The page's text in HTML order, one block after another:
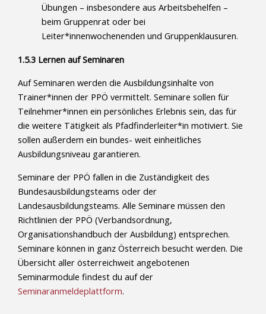
Übungen – insbesondere aus Arbeitsbehelfen –
beim Gruppenrat oder bei
Leiter*innenwochenenden und Gruppenklausuren.
1.5.3 Lernen auf Seminaren
Auf Seminaren werden die Ausbildungsinhalte von
Trainer*innen der PPÖ vermittelt. Seminare sollen für
Teilnehmer*innen ein persönliches Erlebnis sein, das für
die weitere Tätigkeit als Pfadfinderleiter*in motiviert. Sie
sollen außerdem ein bundes- weit einheitliches
Ausbildungsniveau garantieren.
Seminare der PPÖ fallen in die Zuständigkeit des
Bundesausbildungsteams oder der
Landesausbildungsteams. Alle Seminare müssen den
Richtlinien der PPÖ (Verbandsordnung,
Organisationshandbuch der Ausbildung) entsprechen.
Seminare können in ganz Österreich besucht werden. Die
Übersicht aller österreichweit angebotenen
Seminarmodule findest du auf der
Seminaranmeldeplattform.